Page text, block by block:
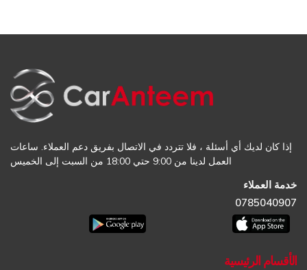
إذا كان لديك أي أسئلة ، فلا تتردد في الاتصال بفريق دعم العملاء. ساعات
العمل لدينا من 9:00 حتي 18:00 من السبت إلى الخميس
خدمة العملاء
0785040907
الأقسام الرئيسية